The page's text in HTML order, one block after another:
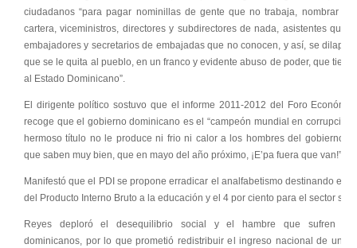
ciudadanos “para pagar nominillas de gente que no trabaja, nombrar
cartera, viceministros, directores y subdirectores de nada, asistentes que
embajadores y secretarios de embajadas que no conocen, y así, se
que se le quita al pueblo, en un franco y evidente abuso de poder, que tiene
al Estado Dominicano”.
El dirigente político sostuvo que el informe 2011-2012 del Foro
recoge que el gobierno dominicano es el “campeón mundial en corrupción,
hermoso título no le produce ni frio ni calor a los hombres del gobierno,
que saben muy bien, que en mayo del año próximo, ¡E’pa fuera que van!”.
Manifestó que el PDI se propone erradicar el analfabetismo destinando el 6
del Producto Interno Bruto a la educación y el 4 por ciento para el sector
Reyes deploró el desequilibrio social y el hambre que sufren
dominicanos, por lo que prometió redistribuir el ingreso nacional de una